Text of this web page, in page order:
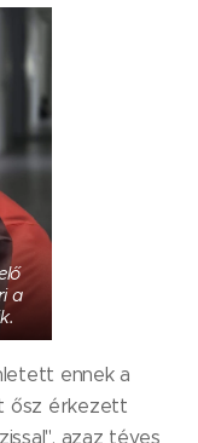
a
ennek a
ősz érkezett
azaz téves